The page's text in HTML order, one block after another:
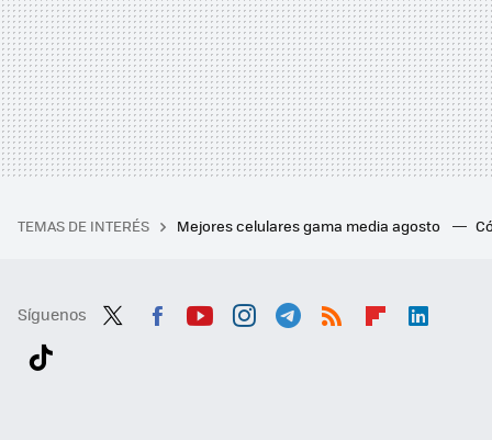
TEMAS DE INTERÉS Mejores celulares gama media agosto
Síguenos